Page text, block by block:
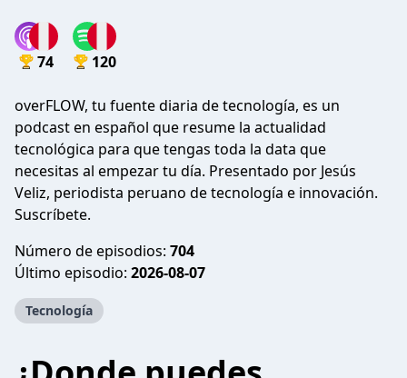
74 120
overFLOW, tu fuente diaria de tecnología, es un
podcast en español que resume la actualidad
tecnológica para que tengas toda la data que
necesitas al empezar tu día. Presentado por Jesús
Veliz, periodista peruano de tecnología e innovación.
Suscríbete.
Número de episodios: 704
Último episodio: 2026-08-07
Tecnología